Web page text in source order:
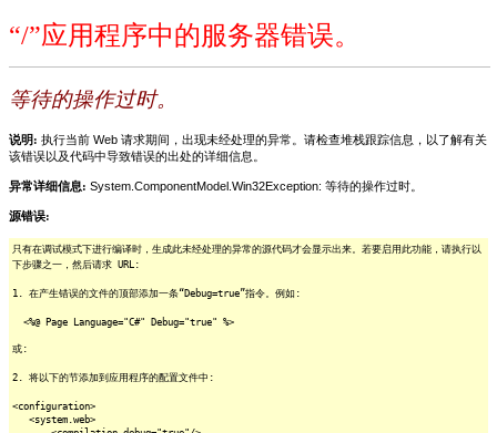
“/”应用程序中的服务器错误。
等待的操作过时。
说明: 执行当前 Web 请求期间，出现未经处理的异常。请检查堆栈跟踪信息，以了解有关
该错误以及代码中导致错误的出处的详细信息。
异常详细信息: System.ComponentModel.Win32Exception: 等待的操作过时。
源错误:
只有在调试模式下进行编译时，生成此未经处理的异常的源代码才会显示出来。若要启用此功能，请执行以
下步骤之一，然后请求 URL:
1. 在产生错误的文件的顶部添加一条“Debug=true”指令。例如:
<%@ Page Language="C#" Debug="true" %>
或:
2. 将以下的节添加到应用程序的配置文件中:
<configuration>
<system.web>